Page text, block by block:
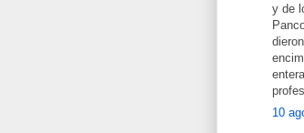
y de
10